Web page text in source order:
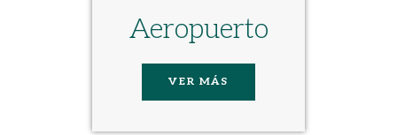
Aeropuerto
VER MÁS